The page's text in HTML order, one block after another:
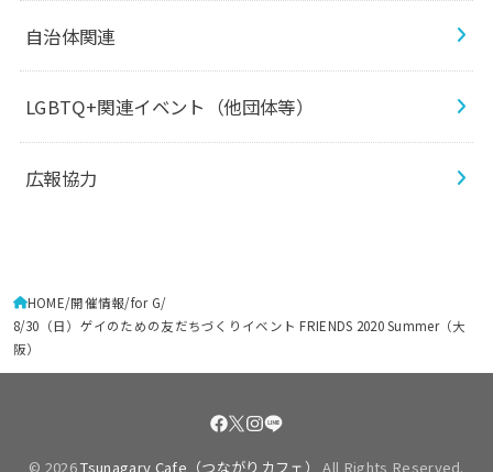
自治体関連
LGBTQ+関連イベント（他団体等）
広報協力
HOME 開催情報 for G
8/30（日）ゲイのための友だちづくりイベント FRIENDS 2020 Summer（大
阪）
© 2026Tsunagary Cafe（つながりカフェ） All Rights Reserved.